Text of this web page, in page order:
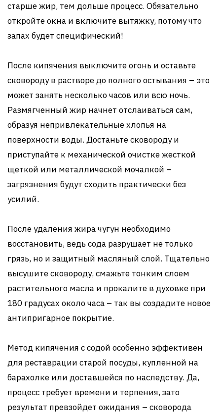
старше жир, тем дольше процесс. Обязательно
откройте окна и включите вытяжку, потому что
запах будет специфический!
После кипячения выключите огонь и оставьте
сковороду в растворе до полного остывания – это
может занять несколько часов или всю ночь.
Размягченный жир начнет отслаиваться сам,
образуя непривлекательные хлопья на
поверхности воды. Достаньте сковороду и
приступайте к механической очистке жесткой
щеткой или металлической мочалкой –
загрязнения будут сходить практически без
усилий.
После удаления жира чугун необходимо
восстановить, ведь сода разрушает не только
грязь, но и защитный масляный слой. Тщательно
высушите сковороду, смажьте тонким слоем
растительного масла и прокалите в духовке при
180 градусах около часа – так вы создадите новое
антипригарное покрытие.
Метод кипячения с содой особенно эффективен
для реставрации старой посуды, купленной на
барахолке или доставшейся по наследству. Да,
процесс требует времени и терпения, зато
результат превзойдет ожидания – сковорода